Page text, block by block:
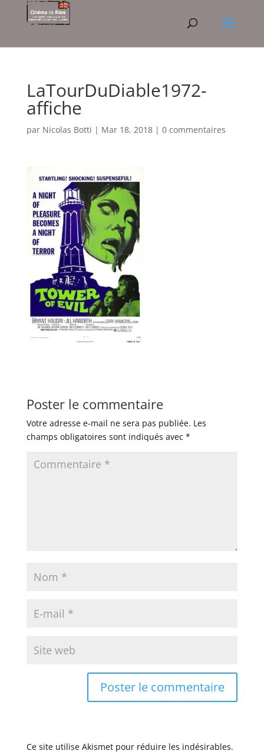
LaTourDuDiable1972-
affiche
par Nicolas Botti | Mar 18, 2018| 0 commentaires
Poster le commentaire
Votre adresse e-mail ne sera pas publiée. Les
champs obligatoires sont indiqués avec *
Ce site utilise Akismet pour réduire les indésirables.